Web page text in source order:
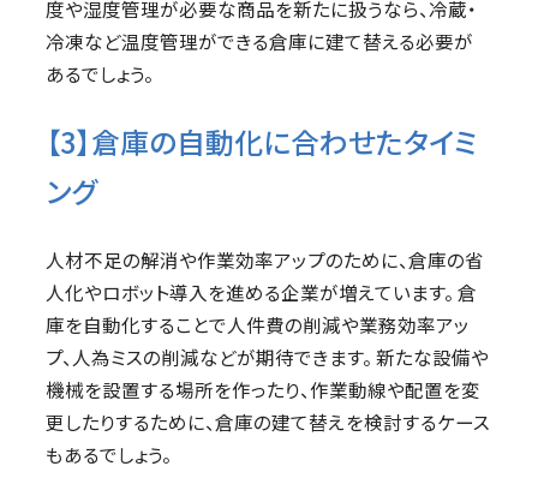
度や湿度管理が必要な商品を新たに扱うなら、冷蔵・
冷凍など温度管理ができる倉庫に建て替える必要が
あるでしょう。
【3】倉庫の自動化に合わせたタイミ
ング
人材不足の解消や作業効率アップのために、倉庫の省
人化やロボット導入を進める企業が増えています。 倉
庫を自動化することで人件費の削減や業務効率アッ
プ、人為ミスの削減などが期待できます。 新たな設備や
機械を設置する場所を作ったり、作業動線や配置を変
更したりするために、倉庫の建て替えを検討するケース
もあるでしょう。